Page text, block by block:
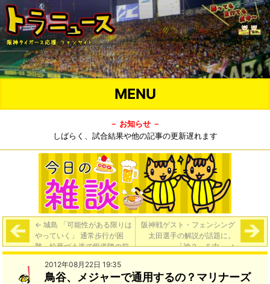
MENU
－ お知らせ －
しばらく、試合結果や他の記事の更新遅れます
← 城島 「可能性がある限りは
やっていく」 通常歩行が困
難、松葉づえ姿で報道陣の前
に。
阪神戦ゲスト・フェンシング
太田選手の解説が話題に。
「神２－５中」→
2012年08月22日 19:35
鳥谷、メジャーで通用するの？マリナーズ